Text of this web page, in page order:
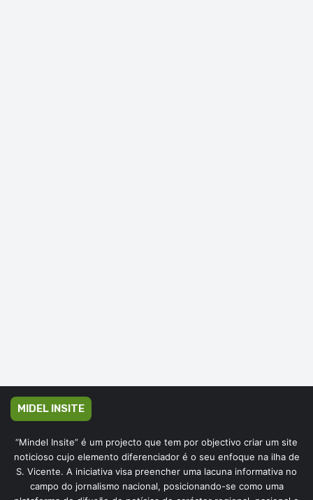
MIDEL INSITE
“Mindel Insite” é um projecto que tem por objectivo criar um site
noticioso cujo elemento diferenciador é o seu enfoque na ilha de
S. Vicente. A iniciativa visa preencher uma lacuna informativa no
campo do jornalismo nacional, posicionando-se como uma